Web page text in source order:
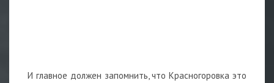
И главное должен запомнить, что Красногоровка это